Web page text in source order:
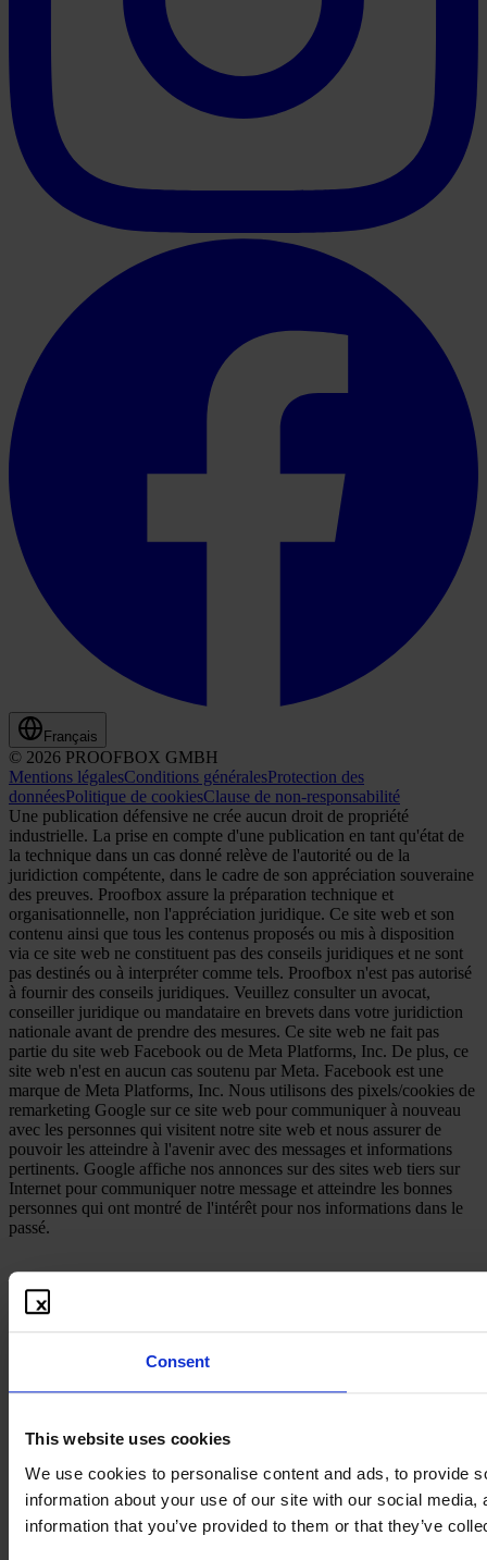
Consent
This website uses cookies
We use cookies to personalise content and ads, to provide
information about your use of our site with our social
information that you’ve provided to them or that they’ve
Français
© 2026 PROOFBOX GMBH
Mentions légalesConditions généralesProtection des
donnéesPolitique de cookiesClause de non-responsabilité
Une publication défensive ne crée aucun droit de propriété
industrielle. La prise en compte d'une publication en tant qu'état de
la technique dans un cas donné relève de l'autorité ou de la
juridiction compétente, dans le cadre de son appréciation souveraine
des preuves. Proofbox assure la préparation technique et
organisationnelle, non l'appréciation juridique. Ce site web et son
contenu ainsi que tous les contenus proposés ou mis à disposition
via ce site web ne constituent pas des conseils juridiques et ne sont
pas destinés ou à interpréter comme tels. Proofbox n'est pas autorisé
à fournir des conseils juridiques. Veuillez consulter un avocat,
conseiller juridique ou mandataire en brevets dans votre juridiction
nationale avant de prendre des mesures. Ce site web ne fait pas
partie du site web Facebook ou de Meta Platforms, Inc. De plus, ce
site web n'est en aucun cas soutenu par Meta. Facebook est une
marque de Meta Platforms, Inc. Nous utilisons des pixels/cookies de
remarketing Google sur ce site web pour communiquer à nouveau
avec les personnes qui visitent notre site web et nous assurer de
pouvoir les atteindre à l'avenir avec des messages et informations
pertinents. Google affiche nos annonces sur des sites web tiers sur
Internet pour communiquer notre message et atteindre les bonnes
personnes qui ont montré de l'intérêt pour nos informations dans le
passé.